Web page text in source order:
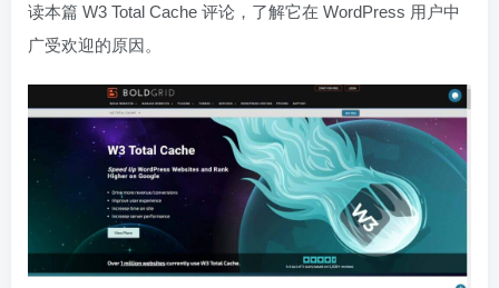
读本篇 W3 Total Cache 评论，了解它在 WordPress 用户中
广受欢迎的原因。